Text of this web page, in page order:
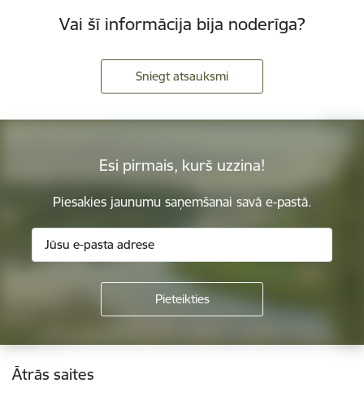
Vai šī informācija bija noderīga?
Sniegt atsauksmi
Esi pirmais, kurš uzzina!
Piesakies jaunumu saņemšanai savā e-pastā.
Kājene
Ātrās saites